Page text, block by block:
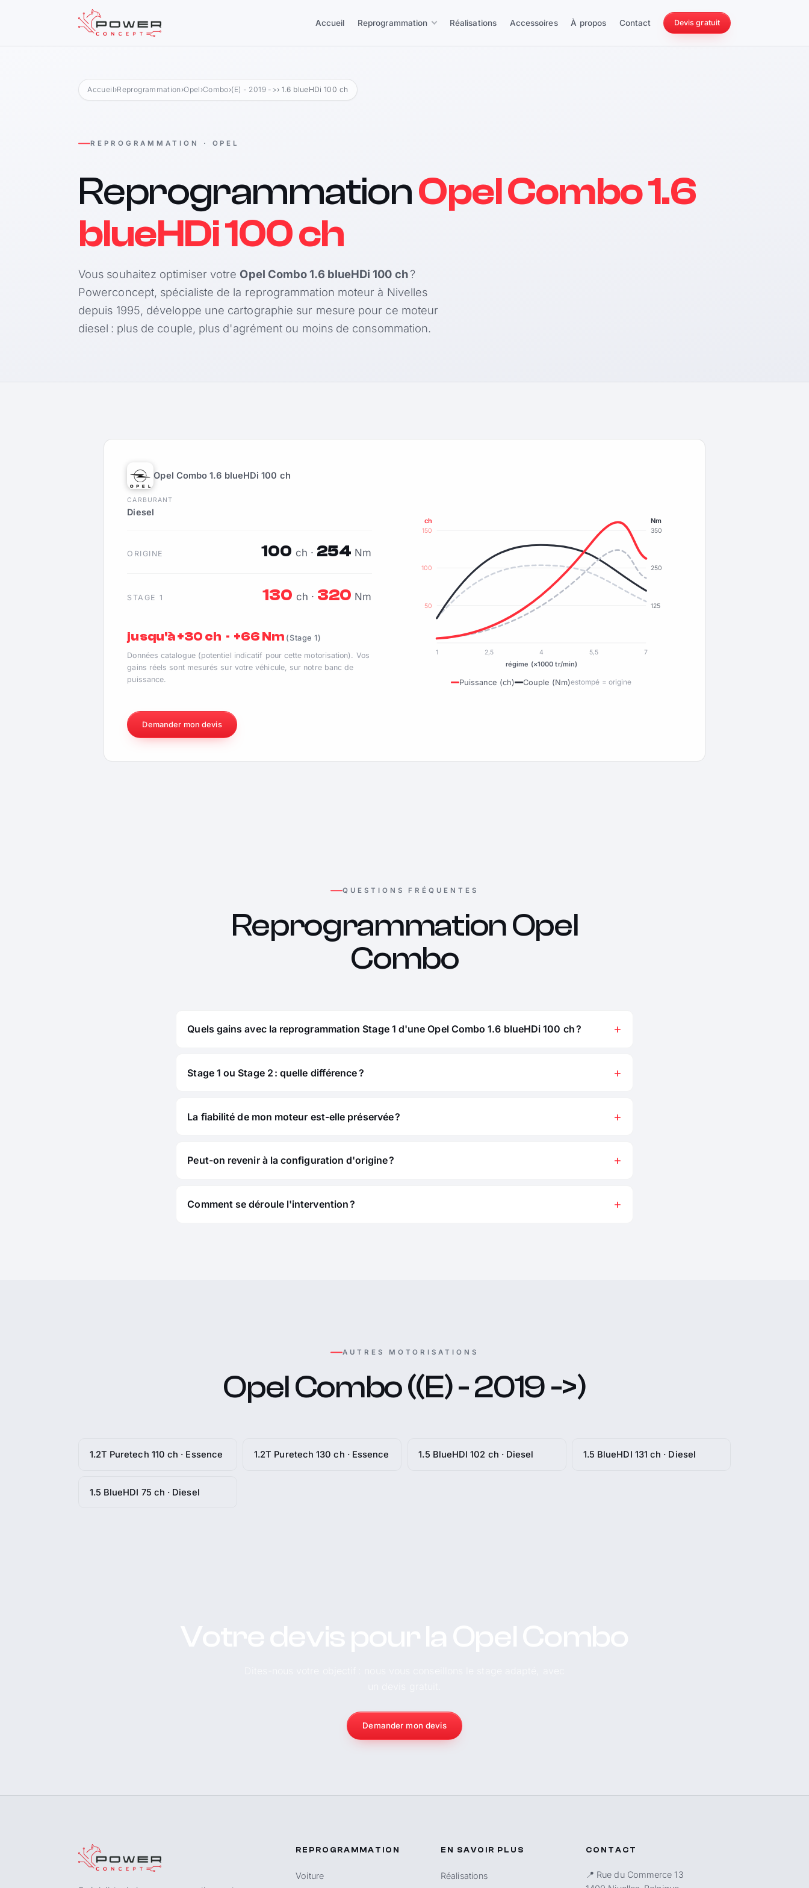
Accueil Reprogrammation Réalisations Accessoires À propos Contact Devis gratuit
228 Nm
Accueil›Reprogrammation ›Opel ›Combo›(E) - 2019 ->› 1.6 blueHDi 100 ch
REPROGRAMMATION · OPEL
ReprogrammationOpel Combo 1.6
blueHDi 100 ch
Vous souhaitez optimiser votre Opel Combo 1.6 blueHDi 100 ch?
Powerconcept, spécialiste de la reprogrammation moteur à Nivelles
depuis 1995, développe une cartographie sur mesure pour ce moteur
diesel : plus de couple, plus d'agrément ou moins de consommation.
Opel Combo 1.6 blueHDi 100 ch
CARBURANT
Diesel
ORIGINE 100 ch · 254 Nm
STAGE 1 130 ch · 320 Nm
jusqu'à +30 ch · +66 Nm (Stage 1)
Données catalogue (potentiel indicatif pour cette motorisation). Vos
gains réels sont mesurés sur votre véhicule, sur notre banc de
puissance.
50
100
150
125
250
350
ch Nm
1 2,5 4 5,5 7
régime (×1000 tr/min)
Puissance (ch) Couple (Nm)estompé = origine
Demander mon devis
QUESTIONS FRÉQUENTES
Reprogrammation Opel
Combo
Quels gains avec la reprogrammation Stage 1 d'une Opel Combo 1.6 blueHDi 100 ch ?
Stage 1 ou Stage 2 : quelle différence ?
La fiabilité de mon moteur est-elle préservée ?
Peut-on revenir à la configuration d'origine ?
Comment se déroule l'intervention ?
AUTRES MOTORISATIONS
Opel Combo ((E) - 2019 ->)
1.2T Puretech 110 ch · Essence 1.2T Puretech 130 ch · Essence 1.5 BlueHDI 102 ch · Diesel 1.5 BlueHDI 131 ch · Diesel
1.5 BlueHDI 75 ch · Diesel
Demander mon devis
REPROGRAMMATION
Voiture
EN SAVOIR PLUS
Réalisations
CONTACT
📍 Rue du Commerce 13